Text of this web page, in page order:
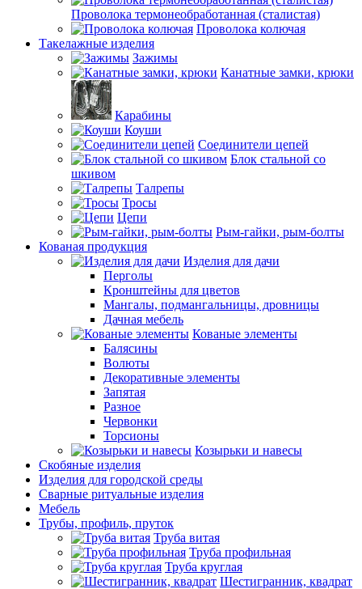
Проволока термонеобработанная (сталистая)
Проволока колючая
Такелажные изделия
Зажимы
Канатные замки, крюки
Карабины
Коуши
Соединители цепей
Блок стальной со
шкивом
Талрепы
Тросы
Цепи
Рым-гайки, рым-болты
Кованая продукция
Изделия для дачи
Перголы
Кронштейны для цветов
Мангалы, подмангальницы, дровницы
Дачная мебель
Кованые элементы
Балясины
Волюты
Декоративные элементы
Запятая
Разное
Червонки
Торсионы
Козырьки и навесы
Скобяные изделия
Изделия для городской среды
Сварные ритуальные изделия
Мебель
Трубы, профиль, пруток
Труба витая
Труба профильная
Труба круглая
Шестигранник, квадрат